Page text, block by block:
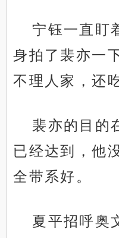
宁钰一直盯
身拍了裴亦一
不理人家，还
裴亦的目的
已经达到，他
全带系好。
夏平招呼奥